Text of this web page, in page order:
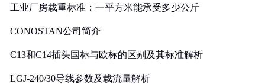
工业厂房载重标准：一平方米能承受多少公斤
CONOSTAN公司简介
C13和C14插头国标与欧标的区别及其标准解析
LGJ-240/30导线参数及载流量解析